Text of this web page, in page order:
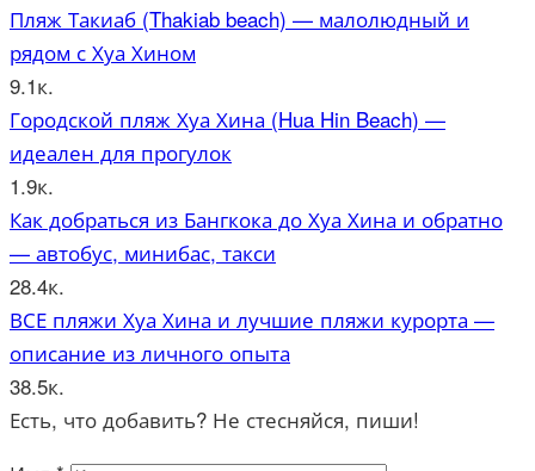
Пляж Такиаб (Thakiab beach) — малолюдный и
рядом с Хуа Хином
9.1к.
Городской пляж Хуа Хина (Hua Hin Beach) —
идеален для прогулок
1.9к.
Как добраться из Бангкока до Хуа Хина и обратно
— автобус, минибас, такси
28.4к.
ВСЕ пляжи Хуа Хина и лучшие пляжи курорта —
описание из личного опыта
38.5к.
Есть, что добавить? Не стесняйся, пиши!